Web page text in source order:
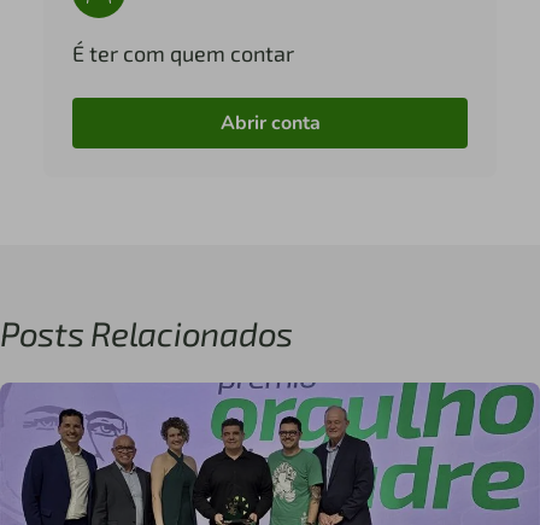
É ter com quem contar
Abrir conta
Posts Relacionados